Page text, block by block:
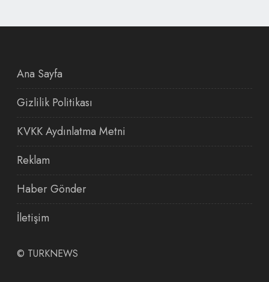
Ana Sayfa
Gizlilik Politikası
KVKK Aydınlatma Metni
Reklam
Haber Gönder
İletişim
© TURKNEWS